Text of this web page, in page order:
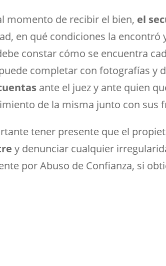
momento de recibir el bien, el
en qué condiciones la encontró
constar cómo se encuentra
completar con fotografías y
ante el juez y ante quien
de la misma junto con sus
tener presente que el
y denunciar cualquier
por Abuso de Confianza, si